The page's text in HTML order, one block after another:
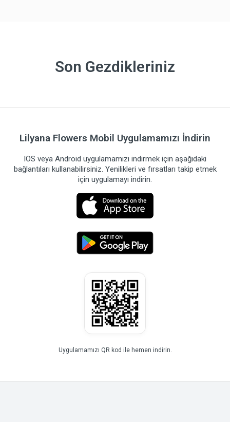
Son Gezdikleriniz
Lilyana Flowers Mobil Uygulamamızı İndirin
IOS veya Android uygulamamızı indirmek için aşağıdaki
bağlantıları kullanabilirsiniz. Yenilikleri ve fırsatları takip etmek
için uygulamayı indirin.
Uygulamamızı QR kod ile hemen indirin.